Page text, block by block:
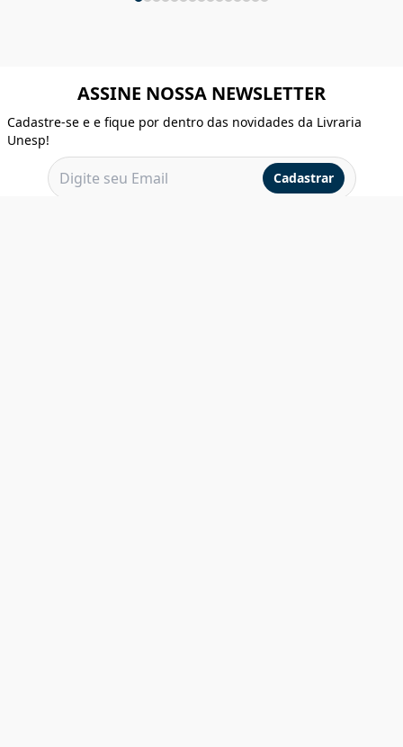
ASSINE NOSSA NEWSLETTER
Cadastre-se e e fique por dentro das novidades da Livraria
Unesp!
Cadastrar